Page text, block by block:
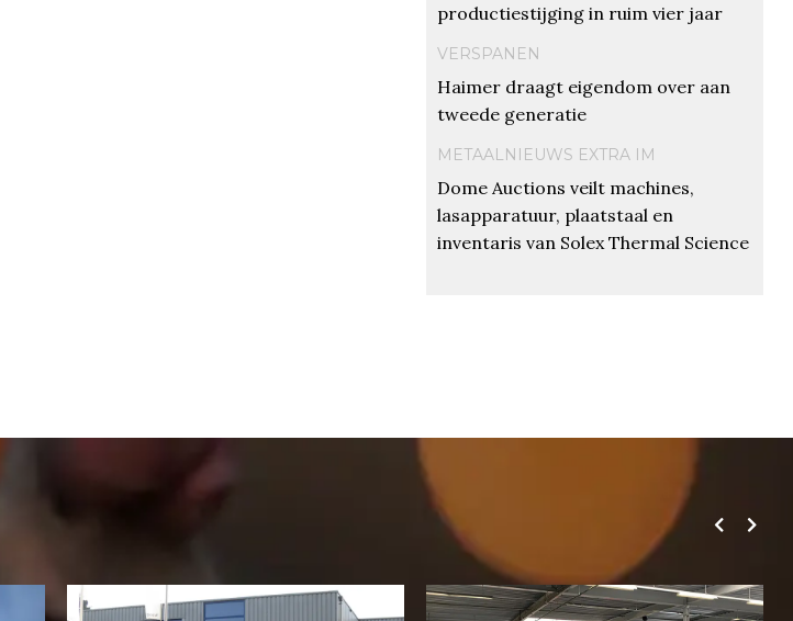
productiestijging in ruim vier jaar
VERSPANEN
Haimer draagt eigendom over aan
tweede generatie
METAALNIEUWS EXTRA IM
Dome Auctions veilt machines,
lasapparatuur, plaatstaal en
inventaris van Solex Thermal Science